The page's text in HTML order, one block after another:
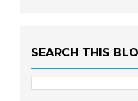
SEARCH THIS